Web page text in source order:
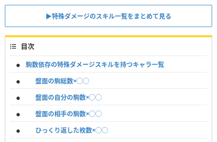
▶︎特殊ダメージのスキル一覧をまとめて見る
目次
駒数依存の特殊ダメージスキルを持つキャラ一覧
盤面の駒総数×◯◯
盤面の自分の駒数×◯◯
盤面の相手の駒数×◯◯
ひっくり返した枚数×◯◯